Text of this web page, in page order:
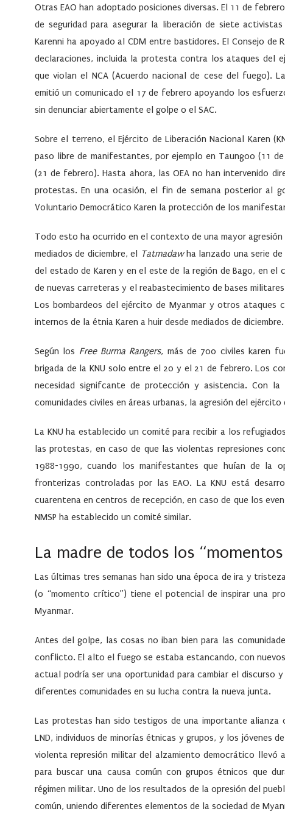
Otras EAO han adoptado posiciones diversas. El 11 de
de seguridad para asegurar la liberación de siete
Karenni ha apoyado al CDM entre bastidores. El Consejo de
declaraciones, incluida la protesta contra los ataques del
que violan el NCA (Acuerdo nacional de cese del fuego).
emitió un comunicado el 17 de febrero apoyando los
sin denunciar abiertamente el golpe o el SAC.
Sobre el terreno, el Ejército de Liberación Nacional Karen
paso libre de manifestantes, por ejemplo en Taungoo (11
(21 de febrero). Hasta ahora, las OEA no han intervenido
protestas. En una ocasión, el fin de semana posterior al
Voluntario Democrático Karen la protección de los
Todo esto ha ocurrido en el contexto de una mayor
mediados de diciembre, el Tatmadawha lanzado una serie
del estado de Karen y en el este de la región de Bago, en
de nuevas carreteras y el reabastecimiento de bases
Los bombardeos del ejército de Myanmar y otros ataques
internos de la étnia Karen a huir desde mediados de diciembre.
Según los Free Burma Rangers, más de 700 civiles karen
brigada de la KNU solo entre el 20 y el 21 de febrero. Los
necesidad signifcante de protección y asistencia. Con
comunidades civiles en áreas urbanas, la agresión del
La KNU ha establecido un comité para recibir a los
las protestas, en caso de que las violentas represiones
1988-1990, cuando los manifestantes que huían de la
fronterizas controladas por las EAO. La KNU está
cuarentena en centros de recepción, en caso de que los
NMSP ha establecido un comité similar.
La madre de todos los
Las últimas tres semanas han sido una época de ira y
(o “momento crítico”) tiene el potencial de inspirar una
Myanmar.
Antes del golpe, las cosas no iban bien para las
conflicto. El alto el fuego se estaba estancando, con
actual podría ser una oportunidad para cambiar el discurso
diferentes comunidades en su lucha contra la nueva junta.
Las protestas han sido testigos de una importante
LND, individuos de minorías étnicas y grupos, y los jóvenes
violenta represión militar del alzamiento democrático
para buscar una causa común con grupos étnicos que
régimen militar. Uno de los resultados de la opresión del
común, uniendo diferentes elementos de la sociedad de